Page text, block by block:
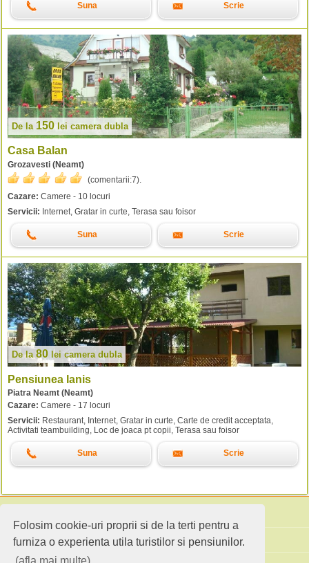
Folosim cookie-uri proprii si de la terti pentru a
furniza o experienta utila turistilor si pensiunilor.
Suna Scrie
De la 150 lei camera dubla
Casa Balan
Grozavesti (Neamt)
(comentarii:7).
Cazare: Camere - 10 locuri
Servicii: Internet, Gratar in curte, Terasa sau foisor
Suna Scrie
De la 80 lei camera dubla
Pensiunea Ianis
Piatra Neamt (Neamt)
Cazare: Camere - 17 locuri
Servicii: Restaurant, Internet, Gratar in curte, Carte de credit acceptata,
Activitati teambuilding, Loc de joaca pt copii, Terasa sau foisor
Suna Scrie
Cauta pensiuni